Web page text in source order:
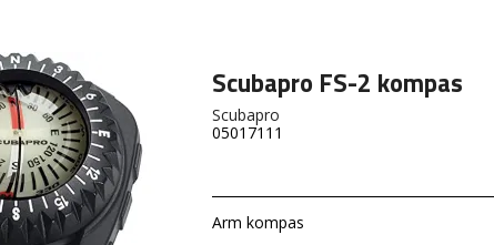
Scubapro FS-2 kompas
Scubapro
05017111
Arm kompas